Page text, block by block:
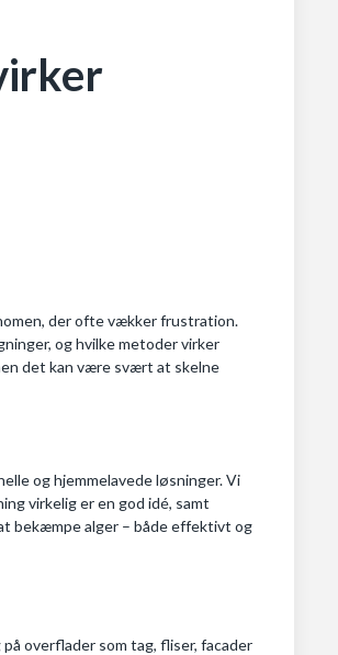
der ofte vækker frustration.
og hvilke metoder virker
det kan være svært at skelne
og hjemmelavede løsninger. Vi
virkelig er en god idé, samt
bekæmpe alger – både effektivt og
overflader som tag, fliser, facader